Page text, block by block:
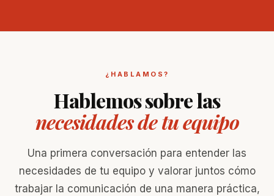
¿HABLAMOS?
Hablemos sobre las
necesidades de tu equipo
Una primera conversación para entender las
necesidades de tu equipo y valorar juntos cómo
trabajar la comunicación de una manera práctica,